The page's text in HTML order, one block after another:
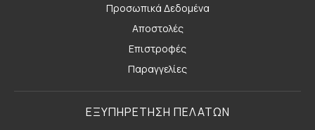
Προσωπικά Δεδομένα
Αποστολές
Επιστροφές
Παραγγελίες
ΕΞΥΠΗΡΕΤΗΣΗ ΠΕΛΑΤΩΝ